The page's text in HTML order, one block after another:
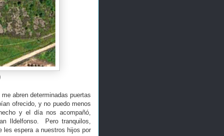
abren determinadas puertas
ofrecido, y no puedo menos
y el día nos acompañó,
Ildelfonso. Pero tranquilos,
les espera a nuestros hijos por